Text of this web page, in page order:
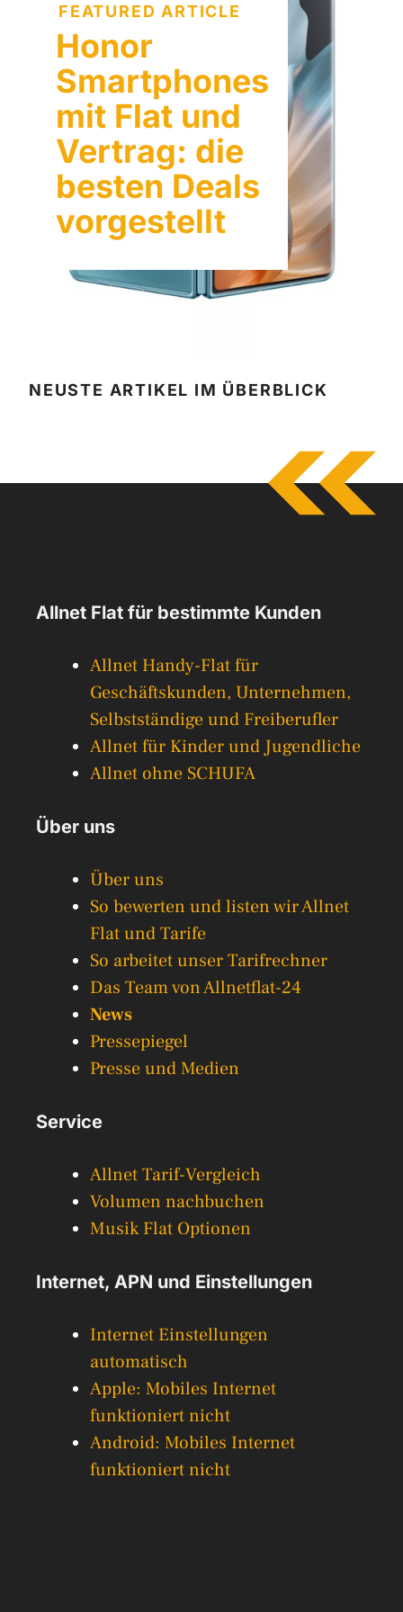
FEATURED ARTICLE
Honor
Smartphones
mit Flat und
Vertrag: die
besten Deals
vorgestellt
NEUSTE ARTIKEL IM ÜBERBLICK
Allnet Flat für bestimmte Kunden
Allnet Handy-Flat für
Geschäftskunden, Unternehmen,
Selbstständige und Freiberufler
Allnet für Kinder und Jugendliche
Allnet ohne SCHUFA
Über uns
Über uns
So bewerten und listen wir Allnet
Flat und Tarife
So arbeitet unser Tarifrechner
Das Team von Allnetflat-24
News
Pressepiegel
Presse und Medien
Service
Allnet Tarif-Vergleich
Volumen nachbuchen
Musik Flat Optionen
Internet, APN und Einstellungen
Internet Einstellungen
automatisch
Apple: Mobiles Internet
funktioniert nicht
Android: Mobiles Internet
funktioniert nicht